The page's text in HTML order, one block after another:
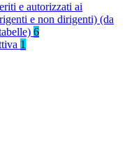
e autorizzati ai
e non dirigenti) (da
6
1